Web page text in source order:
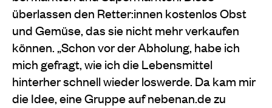
überlassen den Retter:innen kostenlos Obst
und Gemüse, das sie nicht mehr verkaufen
können. „Schon vor der Abholung, habe ich
mich gefragt, wie ich die Lebensmittel
hinterher schnell wieder loswerde. Da kam mir
die Idee, eine Gruppe auf nebenan.de zu